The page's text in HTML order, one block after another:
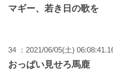
マギー、若き日の歌を
34 ：2021/06/05(土)
おっぱい見せろ馬鹿